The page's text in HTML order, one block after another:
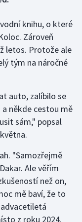
knihu, o které
Zároveň
letos. Protože ale
tým na náročné
auto, zalíbilo se
někde cestou mě
sám," popsal
"Samozřejmě
Ale věřím
než on,
mě baví, že to
z roku 2024.